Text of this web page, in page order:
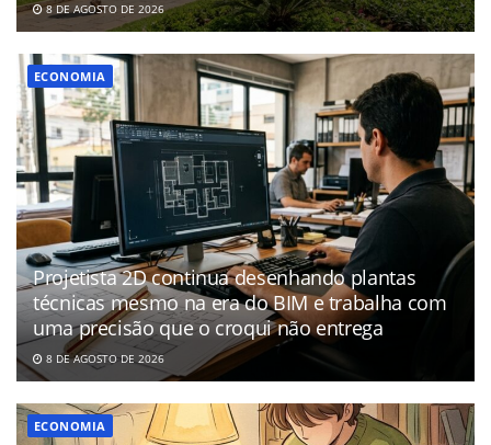
8 DE AGOSTO DE 2026
ECONOMIA
Projetista 2D continua desenhando plantas
técnicas mesmo na era do BIM e trabalha com
uma precisão que o croqui não entrega
8 DE AGOSTO DE 2026
ECONOMIA